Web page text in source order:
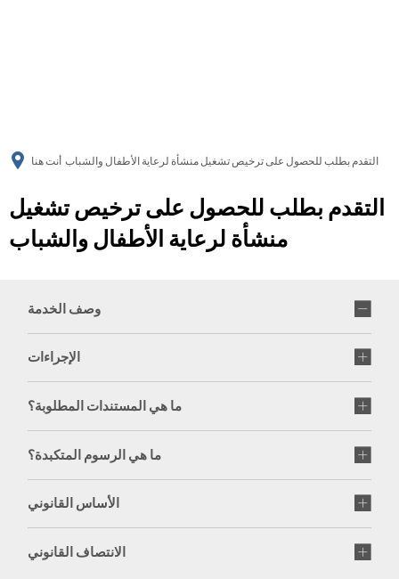
أنت هنا التقدم بطلب للحصول على ترخيص تشغيل منشأة لرعاية الأطفال والشباب
التقدم بطلب للحصول على ترخيص تشغيل
منشأة لرعاية الأطفال والشباب
وصف الخدمة
الإجراءات
ما هي المستندات المطلوبة؟
ما هي الرسوم المتكبدة؟
الأساس القانوني
الانتصاف القانوني